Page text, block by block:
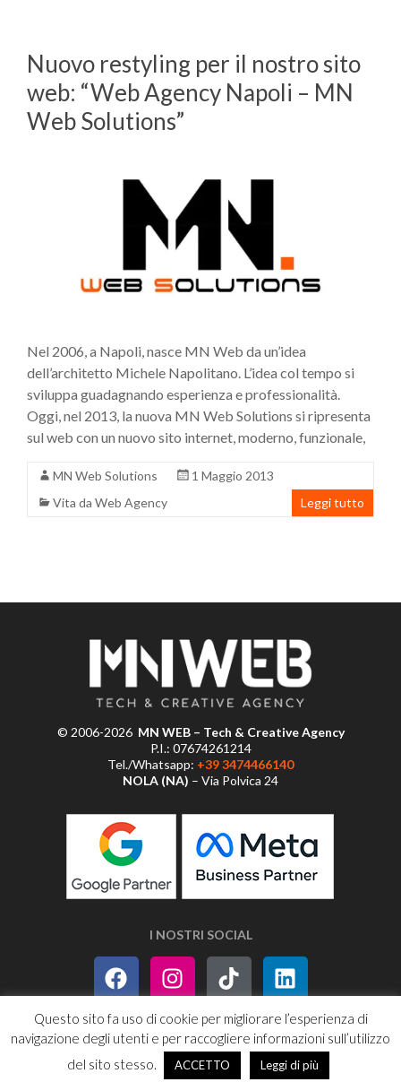
Nuovo restyling per il nostro sito
web: “Web Agency Napoli – MN
Web Solutions”
Nel 2006, a Napoli, nasce MN Web da un’idea
dell’architetto Michele Napolitano. L’idea col tempo si
sviluppa guadagnando esperienza e professionalità.
Oggi, nel 2013, la nuova MN Web Solutions si ripresenta
sul web con un nuovo sito internet, moderno, funzionale,
MN Web Solutions
1 Maggio 2013
Vita da Web Agency
Leggi tutto
© 2006-2026 MN WEB – Tech & Creative Agency
P.I.: 07674261214
Tel./Whatsapp: +39 3474466140
NOLA (NA) – Via Polvica 24
I NOSTRI SOCIAL
PRIVACY POLICY SITEMAP RSS
Questo sito fa uso di cookie per migliorare l’esperienza di
navigazione degli utenti e per raccogliere informazioni sull’utilizzo
del sito stesso.
ACCETTO Leggi di più